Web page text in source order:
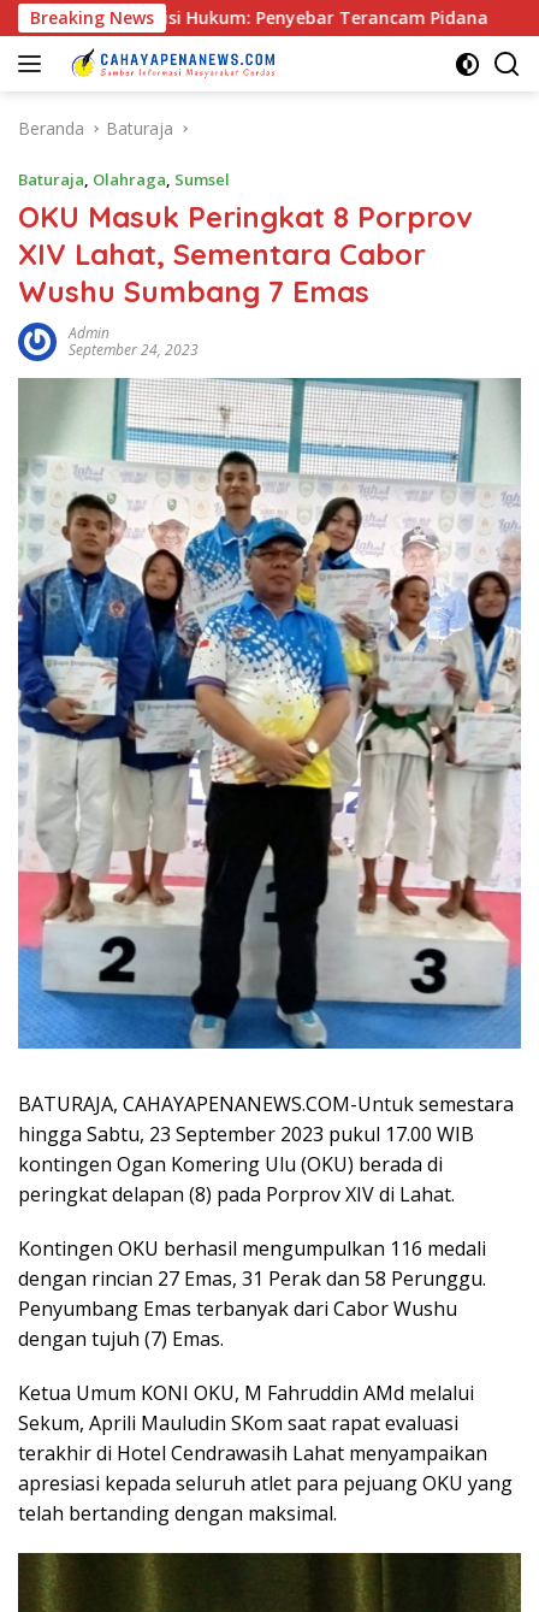
Langsung
ke
konten
Breaking News
Penyebar Terancam Pidana Rapat Pra Kongres
Beranda Baturaja
Baturaja, Olahraga, Sumsel
OKU Masuk Peringkat 8 Porprov
XIV Lahat, Sementara Cabor
Wushu Sumbang 7 Emas
Admin
September 24, 2023
BATURAJA, CAHAYAPENANEWS.COM-Untuk semestara
hingga Sabtu, 23 September 2023 pukul 17.00 WIB
kontingen Ogan Komering Ulu (OKU) berada di
peringkat delapan (8) pada Porprov XIV di Lahat.
Kontingen OKU berhasil mengumpulkan 116 medali
dengan rincian 27 Emas, 31 Perak dan 58 Perunggu.
Penyumbang Emas terbanyak dari Cabor Wushu
dengan tujuh (7) Emas.
Ketua Umum KONI OKU, M Fahruddin AMd melalui
Sekum, Aprili Mauludin SKom saat rapat evaluasi
terakhir di Hotel Cendrawasih Lahat menyampaikan
apresiasi kepada seluruh atlet para pejuang OKU yang
telah bertanding dengan maksimal.